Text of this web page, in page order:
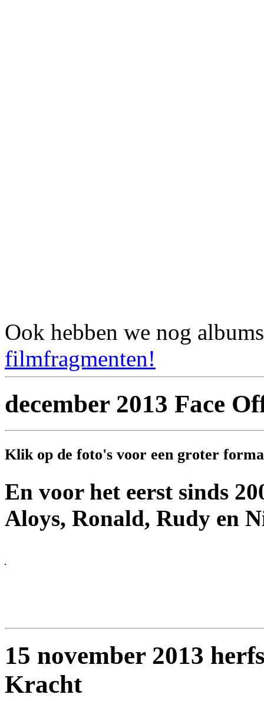
Ook hebben we nog
filmfragmenten!
december 2013 Face
Klik op de foto's voor een groter
En voor het eerst sinds
Aloys, Ronald, Rudy en
15 november 2013
Kracht